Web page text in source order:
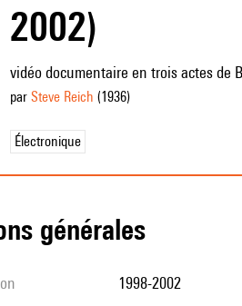
2002)
vidéo documentaire en trois actes de
par Steve Reich (1936)
Électronique
générales
1998-2002